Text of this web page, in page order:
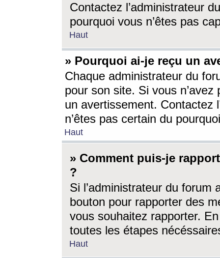
Contactez l’administrateur
pourquoi vous n’êtes pas
Haut
» Pourquoi ai-je reçu un
Chaque administrateur du
pour son site. Si vous
un avertissement. Contactez
n’êtes pas certain du
Haut
» Comment puis-je
?
Si l’administrateur du forum
bouton pour rapporter des
vous souhaitez rapporter.
toutes les étapes
Haut